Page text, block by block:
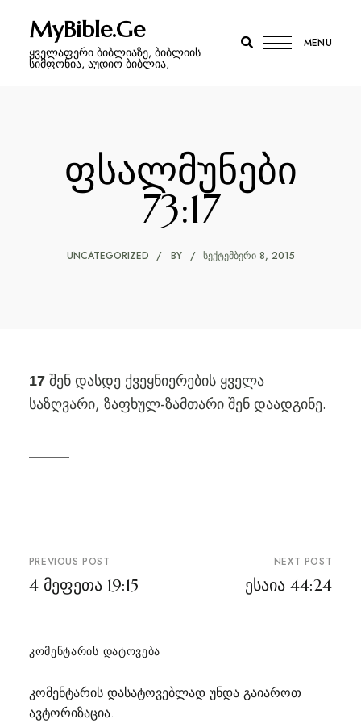
MyBible.Ge
ყველაფერი ბიბლიაზე, ბიბლიის
სიმფონია, აუდიო ბიბლია,
MENU
ფსალმუნები
73:17
UNCATEGORIZED BY ᲡᲔᲥᲢᲔᲛᲑᲔᲠᲘ 8, 2015
17 შენ დასდე ქვეყნიერების ყველა
საზღვარი, ზაფხულ-ზამთარი შენ დაადგინე.
პოსტის
ნავიგაცია
PREVIOUS POST
4 მეფეთა 19:15
NEXT POST
ესაია 44:24
ᲙᲝᲛᲔᲜᲢᲐᲠᲘᲡ ᲓᲐᲢᲝᲕᲔᲑᲐ
კომენტარის დასატოვებლად უნდა გაიაროთ
ავტორიზაცია.